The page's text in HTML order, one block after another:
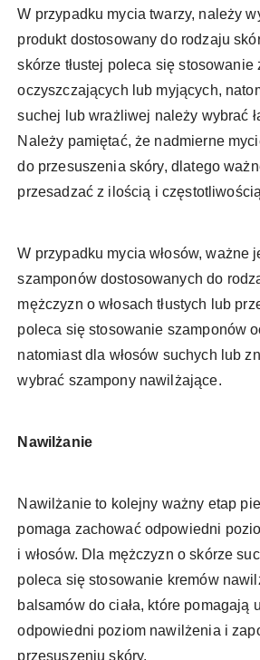
W przypadku mycia twarzy, należy
produkt dostosowany do rodzaju
skórze tłustej poleca się stosowanie
oczyszczających lub myjących,
suchej lub wrażliwej należy wybrać
Należy pamiętać, że nadmierne
do przesuszenia skóry, dlatego
przesadzać z ilością i
W przypadku mycia włosów, ważne
szamponów dostosowanych do
mężczyzn o włosach tłustych lub
poleca się stosowanie szamponów
natomiast dla włosów suchych lub
wybrać szampony nawilżające.
Nawilżanie
Nawilżanie to kolejny ważny etap
pomaga zachować odpowiedni
i włosów. Dla mężczyzn o skórze
poleca się stosowanie kremów
balsamów do ciała, które pomagają
odpowiedni poziom nawilżenia i
przesuszeniu skóry.